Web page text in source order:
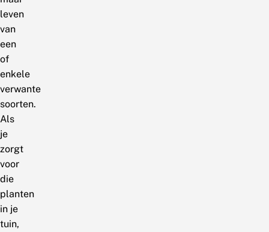
leven
van
een
of
enkele
verwante
soorten.
Als
je
zorgt
voor
die
planten
in je
tuin,